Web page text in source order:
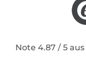
Note 4.87 / 5